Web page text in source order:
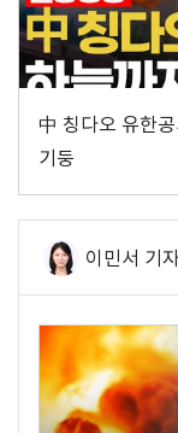
中 칭다오 유한
기둥
이민서 기